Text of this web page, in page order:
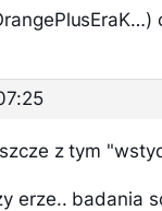
z tym
erze.. badania